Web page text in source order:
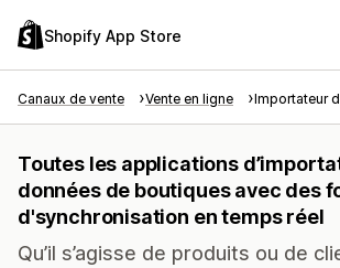
Shopify App Store
Canaux de vente Vente en ligne Importateur
Toutes les applications
données de boutiques avec des
d'synchronisation en temps réel
Qu’il s’agisse de produits ou de